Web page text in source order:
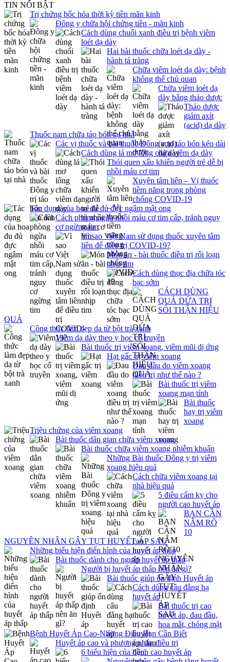
TIN NỔI BẬT
Trị chứng bốc hỏa thời kỳ tiền mãn kinh
Đông y chữa hội chứng tiền - mãn kinh
Cách dùng chuối xanh điều trị bệnh viêm
loét dạ dày
Hai bài thuốc chữa loét dạ dày -
hành tá tràng
Chữa viêm loét dạ dày: bệnh
không thể chủ quan
Chữa viêm loét dạ
dày bằng thảo dược
Thảo dược
giảm axít
(acid) dạ dày
Thuốc nam chữa táo bón tại nhà
Các vị thuốc và bài thuốc Đông y trị táo bón kéo dài
Cách dùng lá mơ lông chữa viêm dạ dày
Thói quen xấu khiến người trẻ dễ bị
nhồi máu cơ tim
Xuyên tâm liên – Vị thuốc
tiềm năng trong phòng
chống COVID-19
Tác dụng của hoa đu đủ đực ngâm mật ong
Cách phòng ngừa nhồi máu cơ tim cấp, tránh nguy
cơ ngừng tim
Vì sao Việt Nam sử dụng thuốc xuyên tâm
liên để điều trị COVID-19?
Món ăn - bài thuốc điều trị rối loạn
nhịp tim
Cách dùng thục địa chữa tóc
bạc sớm
CÁCH DÙNG
QUẢ DỨA TRỊ
SỎI THẬN HIỆU
QUẢ
Công thức làm đẹp da từ bột trà xanh
Viêm dạ dày theo y học cổ truyền
Bài thuốc trị viêm xoang, viêm mũi dị ứng
Hạt gấc trị viêm xoang
Đau đầu do viêm xoang
điều trị như thế nào ?
Bài thuốc trị viêm
xoang mạn tính
Bài thuốc
hay trị viêm
xoang
Triệu chứng của viêm xoang
Bài thuốc dân gian chữa viêm xoang
Bài thuốc chữa viêm xoang nhiễm khuẩn
Những Bài thuốc Đông y trị viêm
xoang hiệu quả
Cách chữa viêm xoang tại
nhà hiệu quả
5 điều cấm kỵ cho
người cao huyết áp
BẠN CẦN
NẮM RÕ
10
NGUYÊN NHÂN GÂY TỤT HUYẾT ÁP SAU
Những biểu hiện điển hình của huyết áp thấp
Bài thuốc dành cho người huyết áp thấp
Người bị huyết áp thấp nên ăn gì?
Bài thuốc giúp ổn định Huyết áp
Cách dùng câu đằng hạ
huyết áp
Bài thuốc trị cao
huyết áp, đau đầu,
hoa mắt, chóng mặt
Bệnh Huyết Áp Cao-Những Điều Bạn Cần Biết
Huyết áp cao và phương pháp điều trị
6 biểu hiện của bệnh cao huyết áp